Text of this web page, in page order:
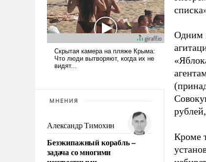
МНЕНИЯ
Александр Тимохин
Безэкипажный корабль –
задача со многими
Одним
Кроме